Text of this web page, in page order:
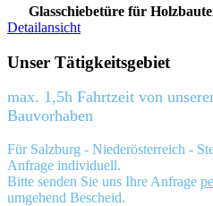
Glasschiebetüre für
Detailansicht
Unser Tätigkeitsgebiet
max. 1,5h Fahrtzeit von
Bauvorhaben
Für Salzburg - Niederösterreich -
Anfrage individuell.
Bitte senden Sie uns Ihre Anfrage
umgehend Bescheid.